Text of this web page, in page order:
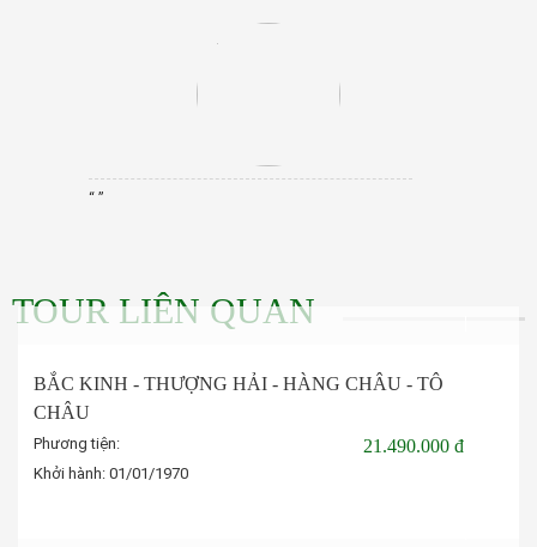
“ ”
TOUR LIÊN QUAN
BẮC KINH - THƯỢNG HẢI - HÀNG CHÂU - TÔ
CHÂU
Phương tiện:
Khởi hành: 01/01/1970
21.490.000 đ